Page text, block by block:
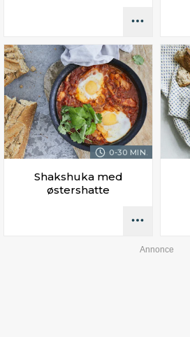
0-30 MIN.
Shakshuka med
østershatte